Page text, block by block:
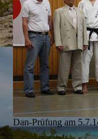
Dan-Prüfung am